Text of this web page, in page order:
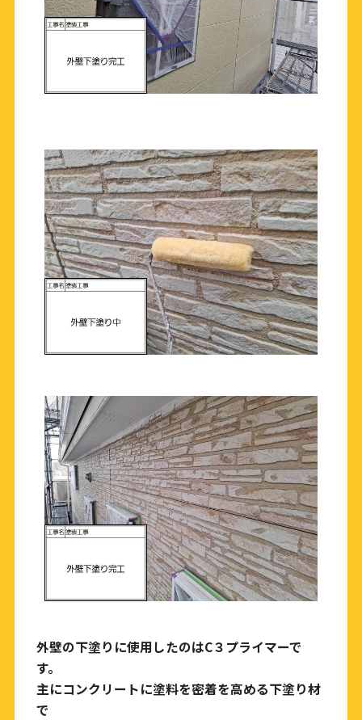
外壁の下塗りに使用したのはC３プライマーで
す。
主にコンクリートに塗料を密着を高める下塗り材
で